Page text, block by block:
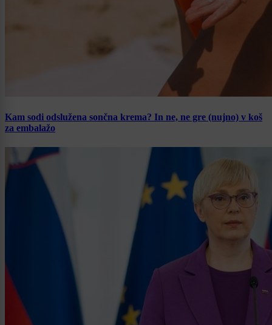
Kam sodi odslužena sončna krema? In ne, ne gre (nujno) v koš
za embalažo